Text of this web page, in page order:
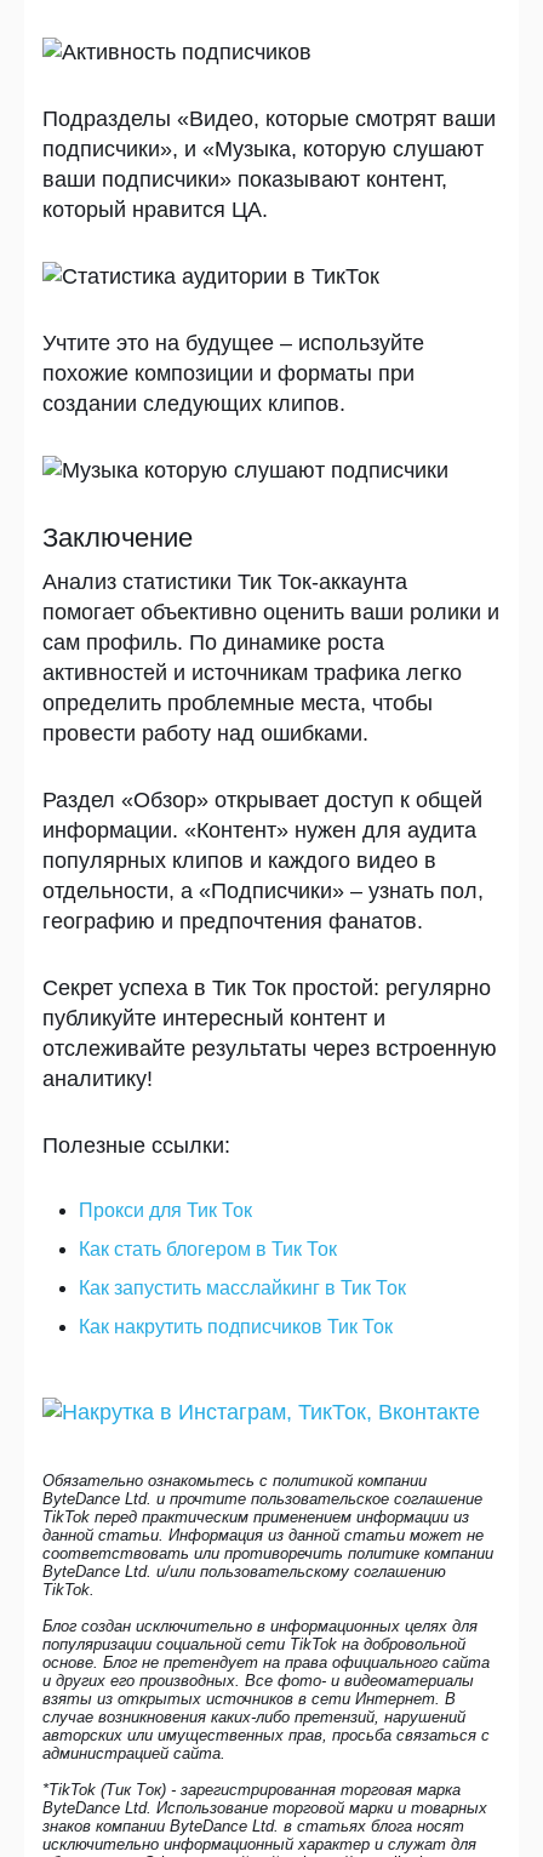
Подразделы «Видео, которые смотрят ваши
подписчики», и «Музыка, которую слушают
ваши подписчики» показывают контент,
который нравится ЦА.
Учтите это на будущее – используйте
похожие композиции и форматы при
создании следующих клипов.
Заключение
Анализ статистики Тик Ток-аккаунта
помогает объективно оценить ваши ролики и
сам профиль. По динамике роста
активностей и источникам трафика легко
определить проблемные места, чтобы
провести работу над ошибками.
Раздел «Обзор» открывает доступ к общей
информации. «Контент» нужен для аудита
популярных клипов и каждого видео в
отдельности, а «Подписчики» – узнать пол,
географию и предпочтения фанатов.
Секрет успеха в Тик Ток простой: регулярно
публикуйте интересный контент и
отслеживайте результаты через встроенную
аналитику!
Полезные ссылки:
Прокси для Тик Ток
Как стать блогером в Тик Ток
Как запустить масслайкинг в Тик Ток
Как накрутить подписчиков Тик Ток
Обязательно ознакомьтесь с политикой компании
ByteDance Ltd. и прочтите пользовательское соглашение
TikTok перед практическим применением информации из
данной статьи. Информация из данной статьи может не
соответствовать или противоречить политике компании
ByteDance Ltd. и/или пользовательскому соглашению
TikTok.
Блог создан исключительно в информационных целях для
популяризации социальной сети TikTok на добровольной
основе. Блог не претендует на права официального сайта
и других его производных. Все фото- и видеоматериалы
взяты из открытых источников в сети Интернет. В
случае возникновения каких-либо претензий, нарушений
авторских или имущественных прав, просьба связаться с
администрацией сайта.
*TikTok (Тик Ток) - зарегистрированная торговая марка
ByteDance Ltd. Использование торговой марки и товарных
знаков компании ByteDance Ltd. в статьях блога носят
исключительно информационный характер и служат для
Регистрация в Тик-Ток: